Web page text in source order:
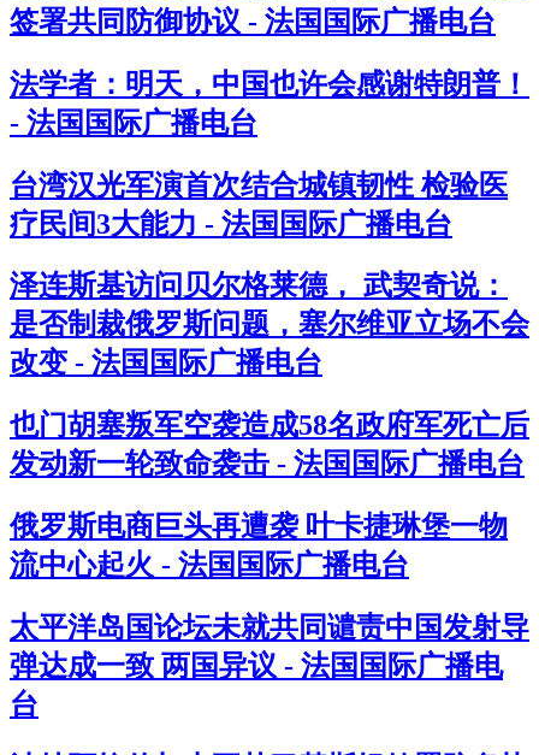
签署共同防御协议 - 法国国际广播电台
法学者：明天，中国也许会感谢特朗普！
- 法国国际广播电台
台湾汉光军演首次结合城镇韧性 检验医
疗民间3大能力 - 法国国际广播电台
泽连斯基访问贝尔格莱德， 武契奇说：
是否制裁俄罗斯问题，塞尔维亚立场不会
改变 - 法国国际广播电台
也门胡塞叛军空袭造成58名政府军死亡后
发动新一轮致命袭击 - 法国国际广播电台
俄罗斯电商巨头再遭袭 叶卡捷琳堡一物
流中心起火 - 法国国际广播电台
太平洋岛国论坛未就共同谴责中国发射导
弹达成一致 两国异议 - 法国国际广播电
台